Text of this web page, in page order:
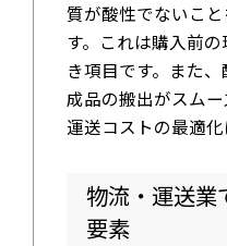
質が酸性でないこ
す。これは購入前
き項目です。また
成品の搬出がスムー
運送コストの最適化
物流・運送業
要素